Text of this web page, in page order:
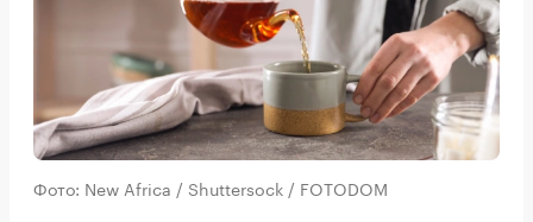
Фото: New Africa / Shuttersock / FOTODOM